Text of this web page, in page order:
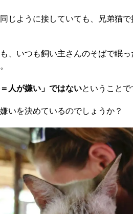
じように接していても、兄弟猫
、いつも飼い主さんのそばで眠
人が嫌い」ではないということで
いを決めているのでしょうか？